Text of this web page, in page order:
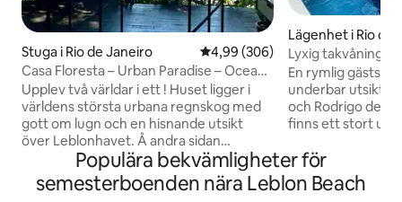
Stuga i Rio de Janeiro 4,99 av 5 i genomsnittligt
4,99 (306)
Casa Floresta – Urban Paradise – Ocean
View
Upplev två världar i ett ! Huset ligger i
världens största urbana regnskog med
gott om lugn och en hisnande utsikt
över Leblonhavet. Å andra sidan
kommer du att vara 2 km från asfalten
och 20 minuter med bil från Leblon
beach. Stadsfullmäktige Vill du ha lugn
Lägenhet i Rio de
Lyxig takvåning
avskildhet.
En rymlig gästsvit
underbar utsikt
och Rodrigo de
finns ett stort
ångbastu med
kylskåp, en
Airfryer och
Populära bekvämligheter för
semesterboenden nära Leblon Beach